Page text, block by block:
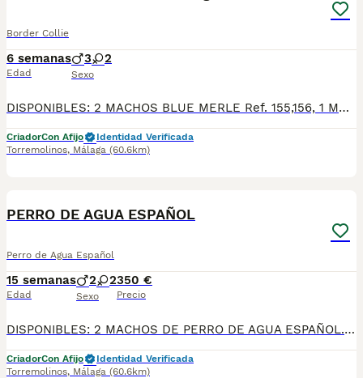
Border Collie
6 semanas
Edad
3 2
Sexo
DISPONIBLES: 2 MACHOS BLUE MERLE Ref. 155,156, 1 MACHO LILAC Ref.157, 1 HEMBRA BLUE MERLE ref.152, 1 HEMBRA BLANCO Y NEGRO Ref. 154. *Fecha de nacimiento 27/06/2026. Todos nuestros cachorros se entregan con su Cartilla Sanitaria, 3 vacunas, 3 desparasitaciones y la hoja para la inscripción en el LOE para solicitar el pedigree (opcional). Con 5 días de Garantía Vírica y 5 meses de Garantía Genética. Nuestra web: www.villabiznaga.com. Instagram: villabiznaga_bordercollie. Facebook: Villa Biznaga. Para solicitar más información, videos o fotos de algún cachorro o camada en concreto a través de wasap al 606 816 817.
CriadorCon Afijo
Identidad Verificada
Torremolinos, Málaga (60.6km)
PERRO DE AGUA ESPAÑOL
Perro de Agua Español
15 semanas
Edad
2 2
Sexo
350 €
Precio
DISPONIBLES: 2 MACHOS DE PERRO DE AGUA ESPAÑOL. Fecha de nacimiento 22/04/2026. PERRO DE AGUA DE VILLA BIZNAGA. Todos nuestros cachorros se entregan con su Cartilla Sanitaria, 3 vacunas, 3 desparasitaciones y la hoja para la inscripción en el LOE para solicitar el pedigree (opcional). Con 5 días de Garantía Vírica y 5 meses de Garantía Genética. Nuestra web: www.villabiznaga.com. Instagram: villabiznaga_bordercollie. Facebook: Villa Biznaga. Para solicitar más información, videos o fotos de algún cachorro o camada en concreto a través de wasap al 606 816 817.
CriadorCon Afijo
Identidad Verificada
Torremolinos, Málaga (60.6km)